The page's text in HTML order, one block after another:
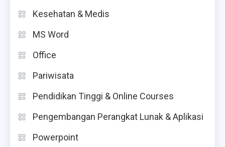
Kesehatan & Medis
MS Word
Office
Pariwisata
Pendidikan Tinggi & Online Courses
Pengembangan Perangkat Lunak & Aplikasi
Powerpoint